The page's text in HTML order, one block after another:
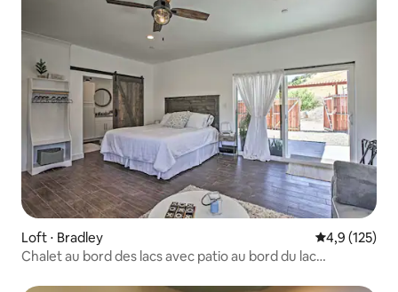
Loft ⋅ Bradley Évaluation
4,9 (125)
Chalet au bord des lacs avec patio au bord du lac